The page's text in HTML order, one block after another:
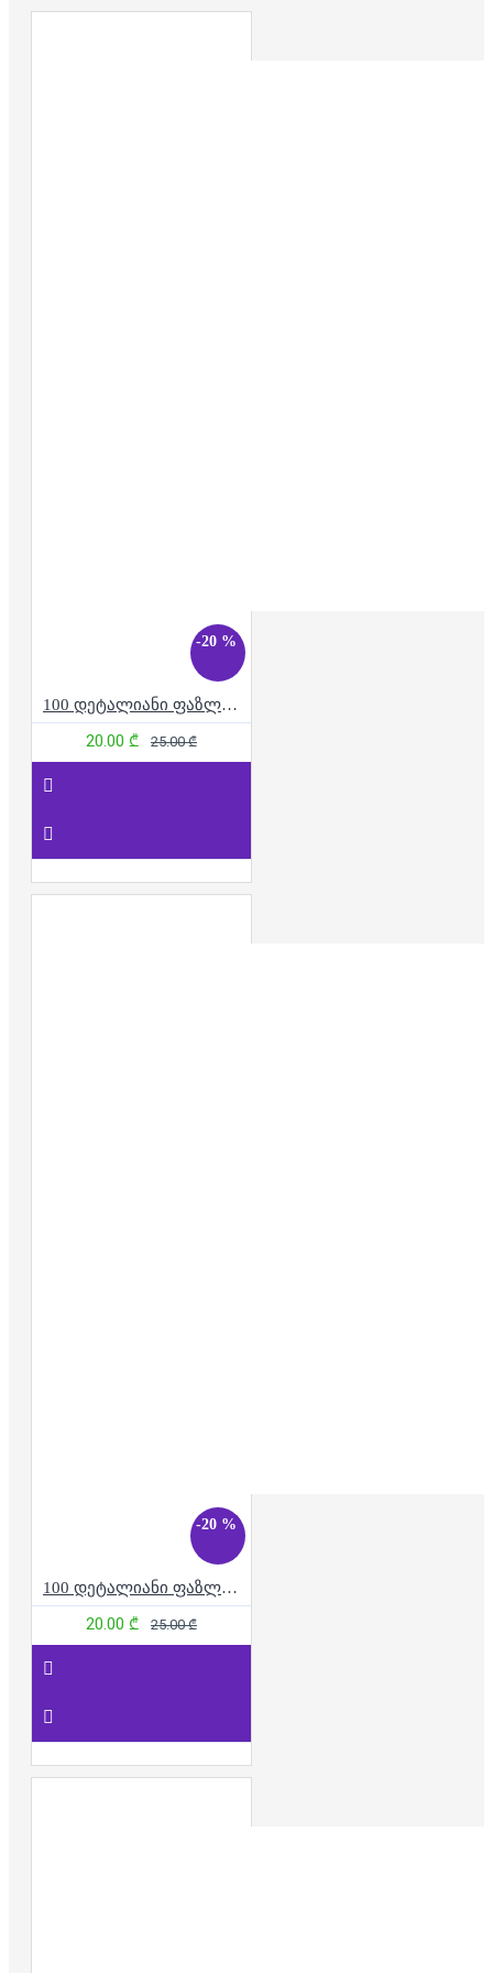
-20 %
100 დეტალიანი ფაზლი - უშიშარი ლეკვები
20.00 ₾ 25.00 ₾
-20 %
100 დეტალიანი ფაზლი - ფორმულა 1
20.00 ₾ 25.00 ₾